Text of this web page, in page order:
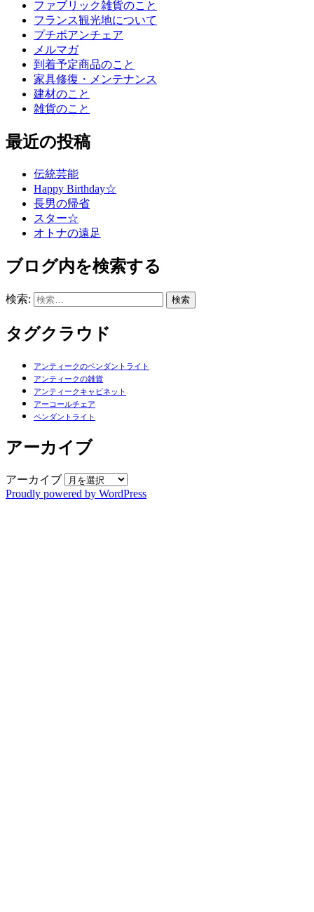
ファブリック雑貨のこと
フランス観光地について
プチポアンチェア
メルマガ
到着予定商品のこと
家具修復・メンテナンス
建材のこと
雑貨のこと
最近の投稿
伝統芸能
Happy Birthday☆
長男の帰省
スター☆
オトナの遠足
ブログ内を検索する
検索:
タグクラウド
アンティークのペンダントライト
アンティークの雑貨
アンティークキャビネット
アーコールチェア
ペンダントライト
アーカイブ
アーカイブ
Proudly powered by WordPress